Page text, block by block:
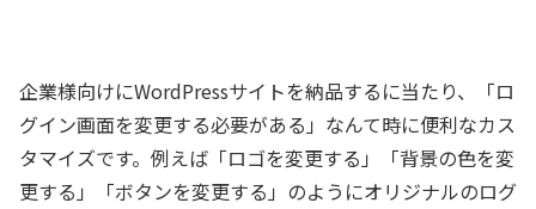
企業様向けにWordPressサイトを納品するに当たり、「ロ
グイン画面を変更する必要がある」なんて時に便利なカス
タマイズです。例えば「ロゴを変更する」「背景の色を変
更する」「ボタンを変更する」のようにオリジナルのログ